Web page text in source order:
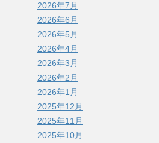
2026年7月
2026年6月
2026年5月
2026年4月
2026年3月
2026年2月
2026年1月
2025年12月
2025年11月
2025年10月